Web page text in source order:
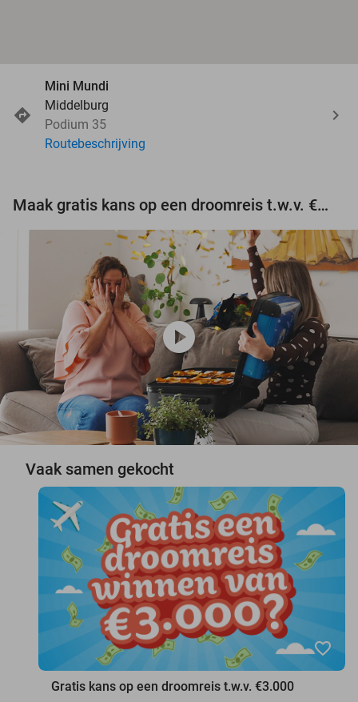
Mini Mundi
Middelburg
Podium 35
Routebeschrijving
Maak gratis kans op een droomreis t.w.v. €3.000!
play_circle
Vaak samen gekocht
favorite_border
Gratis kans op een droomreis t.w.v. €3.000